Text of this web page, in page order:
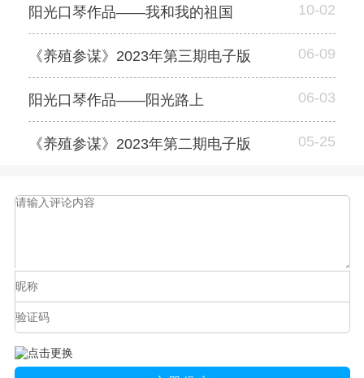
阳光口琴作品——我和我的祖国 10-02
《养殖参谋》2023年第三期电子版 06-09
阳光口琴作品——阳光路上 06-03
《养殖参谋》2023年第二期电子版 05-25